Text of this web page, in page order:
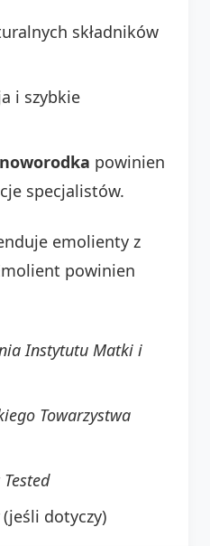
składników
i szybkie
powinien
specjalistów.
emolienty z
powinien
Instytutu Matki i
Towarzystwa
(jeśli dotyczy)